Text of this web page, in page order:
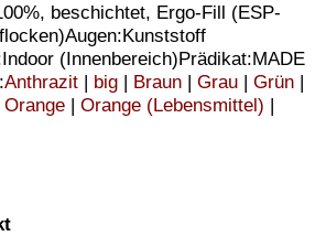
beschichtet, Ergo-Fill (ESP-
(Innenbereich)Prädikat:MADE
Anthrazit | big | Braun | Grau | Grün |
Orange | Orange (Lebensmittel) |